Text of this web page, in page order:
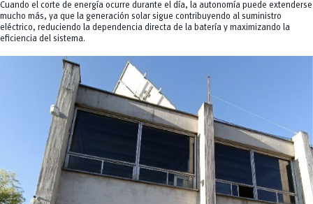
Cuando el corte de energía ocurre durante el día, la autonomía puede extenderse
mucho más, ya que la generación solar sigue contribuyendo al suministro
eléctrico, reduciendo la dependencia directa de la batería y maximizando la
eficiencia del sistema.